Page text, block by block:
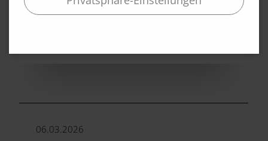
Fälligkeit führt nicht automatisch zu...
06.03.2026